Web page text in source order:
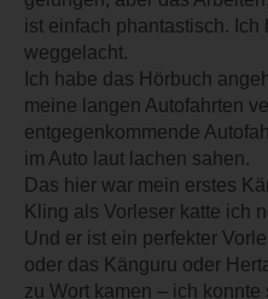
ist einfach phantastisch.
weggelacht.
Ich habe das Hörbuch
meine langen Autofahrten
entgegenkommende
im Auto laut lachen sahen.
Das hier war mein erstes
Kling als Vorleser katte ich
Und er ist ein perfekter
oder das Känguru oder
zu Wort kamen – ich